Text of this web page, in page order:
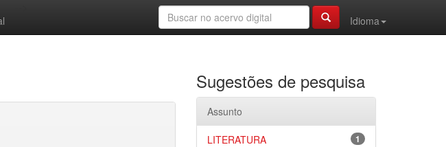
Idioma
Sugestões de pesquisa
Assunto
1
LITERATURA